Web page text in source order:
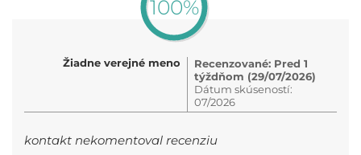
100%
Žiadne verejné meno
Recenzované: Pred 1
týždňom (29/07/2026)
Dátum skúseností:
07/2026
kontakt nekomentoval recenziu